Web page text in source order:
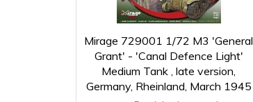
Mirage 729001 1/72 M3 'General
Grant' - 'Canal Defence Light'
Medium Tank , late version,
Germany, Rheinland, March 1945